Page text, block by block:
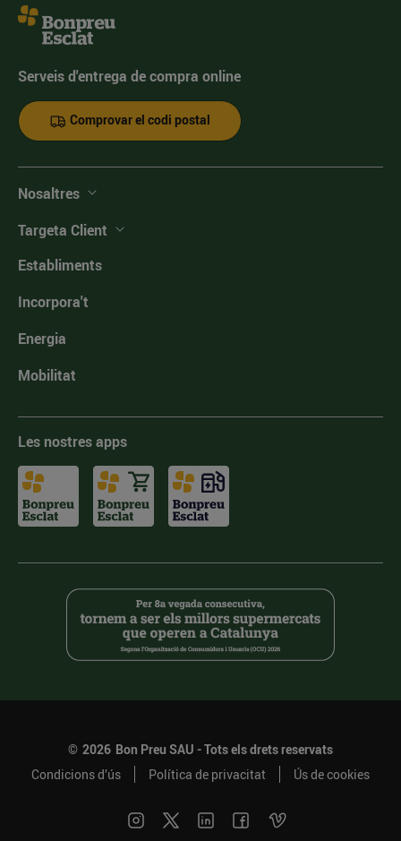
Serveis d'entrega de compra online
Comprovar el codi postal
Nosaltres
Targeta Client
Establiments
Incorpora't
Energia
Mobilitat
Les nostres apps
© 2026 Bon Preu SAU - Tots els drets reservats
Condicions d’ús
Política de privacitat Ús de cookies